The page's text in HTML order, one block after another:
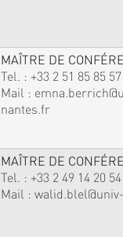
MAÎTRE DE
Tel. : +33 2 51 85 85 57
Mail :
nantes.fr
MAÎTRE DE
Tel. : +33 2 49 14 20 54
Mail :